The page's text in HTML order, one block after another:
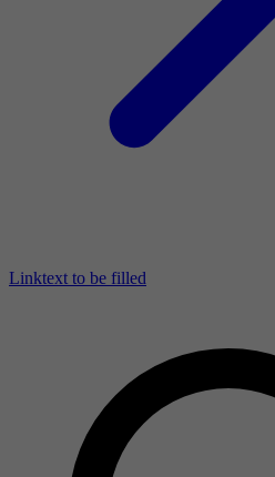
Linktext to be filled